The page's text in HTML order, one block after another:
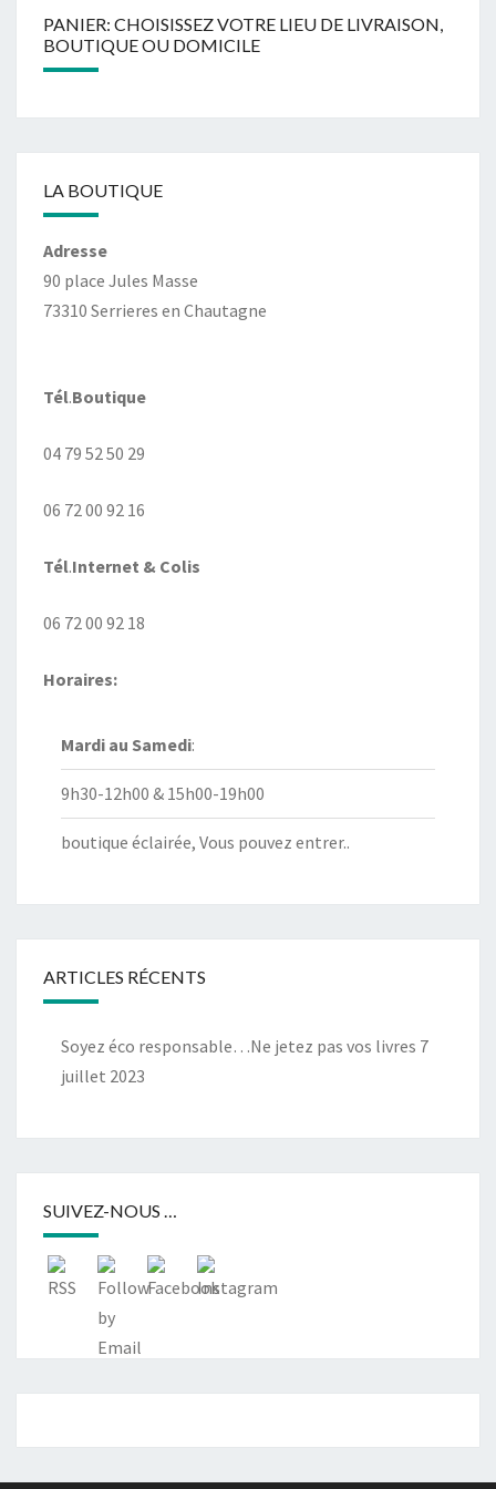
PANIER: CHOISISSEZ VOTRE LIEU DE LIVRAISON,
BOUTIQUE OU DOMICILE
LA BOUTIQUE
Adresse
90 place Jules Masse
73310 Serrieres en Chautagne
Tél.Boutique
04 79 52 50 29
06 72 00 92 16
Tél.Internet & Colis
06 72 00 92 18
Horaires:
Mardi au Samedi:
9h30-12h00 & 15h00-19h00
boutique éclairée, Vous pouvez entrer..
ARTICLES RÉCENTS
Soyez éco responsable…Ne jetez pas vos livres 7
juillet 2023
SUIVEZ-NOUS …